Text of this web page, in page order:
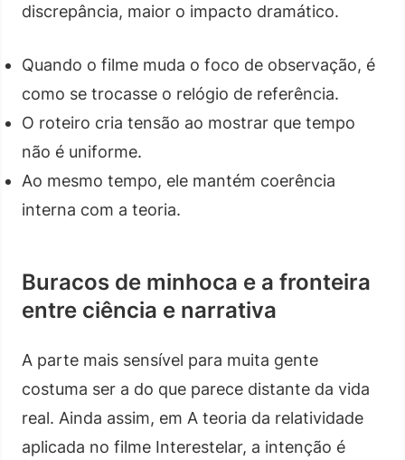
discrepância, maior o impacto dramático.
Quando o filme muda o foco de observação, é
como se trocasse o relógio de referência.
O roteiro cria tensão ao mostrar que tempo
não é uniforme.
Ao mesmo tempo, ele mantém coerência
interna com a teoria.
Buracos de minhoca e a fronteira
entre ciência e narrativa
A parte mais sensível para muita gente
costuma ser a do que parece distante da vida
real. Ainda assim, em A teoria da relatividade
aplicada no filme Interestelar, a intenção é